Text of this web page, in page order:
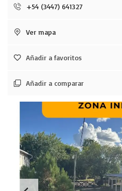
+54 (3447) 641327
Ver mapa
Añadir a favoritos
Añadir a comparar